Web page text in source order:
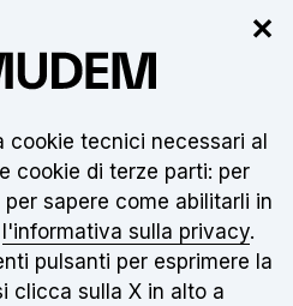
ancora aperto.
IT
Apri
✕
cookie tecnici necessari al
cookie di terze parti: per
sapere come abilitarli in
l'informativa sulla privacy.
pulsanti per esprimere la
clicca sulla X in alto a